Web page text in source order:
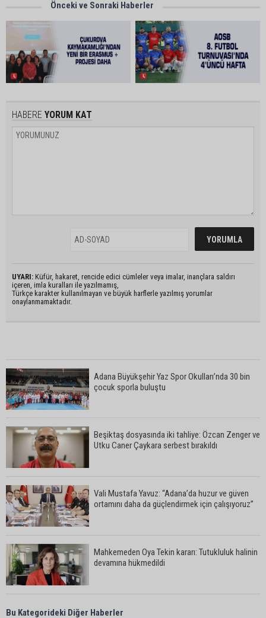
Önceki ve Sonraki Haberler
HABERE YORUM KAT
UYARI: Küfür, hakaret, rencide edici cümleler veya imalar, inançlara saldırı
içeren, imla kuralları ile yazılmamış,
Türkçe karakter kullanılmayan ve büyük harflerle yazılmış yorumlar
onaylanmamaktadır.
Adana Büyükşehir Yaz Spor Okulları’nda 30 bin
çocuk sporla buluştu
Beşiktaş dosyasında iki tahliye: Özcan Zenger ve
Utku Caner Çaykara serbest bırakıldı
Vali Mustafa Yavuz: “Adana’da huzur ve güven
ortamını daha da güçlendirmek için çalışıyoruz”
Mahkemeden Oya Tekin kararı: Tutukluluk halinin
devamına hükmedildi
Adana’da taziye evinde silahlı kavga kamerada:
Bu Kategorideki Diğer Haberler